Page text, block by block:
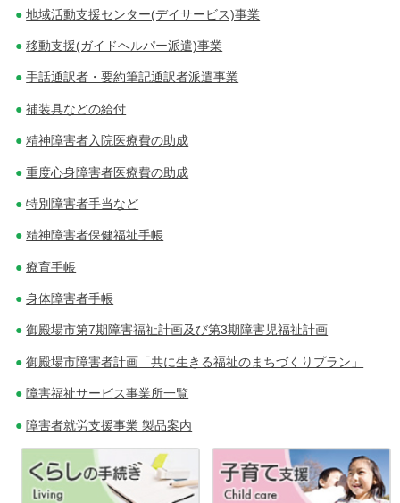
地域活動支援センター(デイサービス)事業
移動支援(ガイドヘルパー派遣)事業
手話通訳者・要約筆記通訳者派遣事業
補装具などの給付
精神障害者入院医療費の助成
重度心身障害者医療費の助成
特別障害者手当など
精神障害者保健福祉手帳
療育手帳
身体障害者手帳
御殿場市第7期障害福祉計画及び第3期障害児福祉計画
御殿場市障害者計画「共に生きる福祉のまちづくりプラン」
障害福祉サービス事業所一覧
障害者就労支援事業 製品案内